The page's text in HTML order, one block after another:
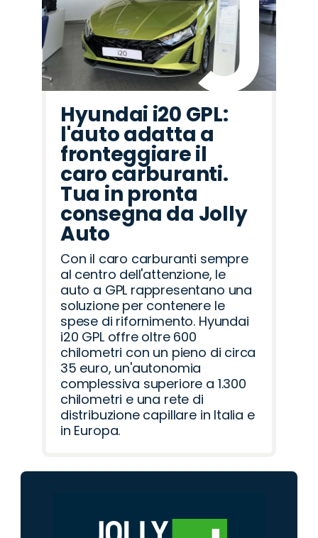
Hyundai i20 GPL:
l'auto adatta a
fronteggiare il
caro carburanti.
Tua in pronta
consegna da Jolly
Auto
Con il caro carburanti sempre
al centro dell'attenzione, le
auto a GPL rappresentano una
soluzione per contenere le
spese di rifornimento. Hyundai
i20 GPL offre oltre 600
chilometri con un pieno di circa
35 euro, un'autonomia
complessiva superiore a 1.300
chilometri e una rete di
distribuzione capillare in Italia e
in Europa.